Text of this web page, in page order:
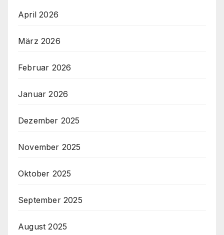
April 2026
März 2026
Februar 2026
Januar 2026
Dezember 2025
November 2025
Oktober 2025
September 2025
August 2025